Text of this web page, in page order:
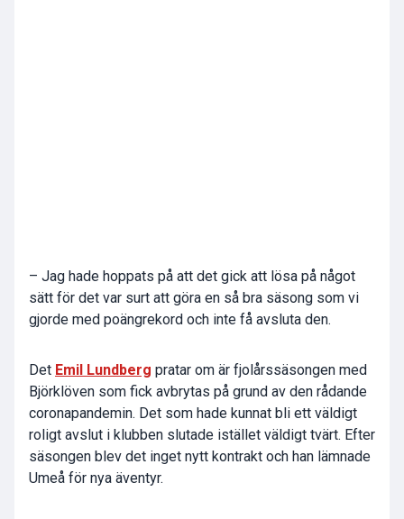
– Jag hade hoppats på att det gick att lösa på något
sätt för det var surt att göra en så bra säsong som vi
gjorde med poängrekord och inte få avsluta den.
Det Emil Lundberg pratar om är fjolårssäsongen med
Björklöven som fick avbrytas på grund av den rådande
coronapandemin. Det som hade kunnat bli ett väldigt
roligt avslut i klubben slutade istället väldigt tvärt. Efter
säsongen blev det inget nytt kontrakt och han lämnade
Umeå för nya äventyr.